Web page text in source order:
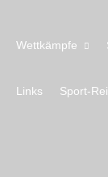
Wettkämpfe
Links Sport-